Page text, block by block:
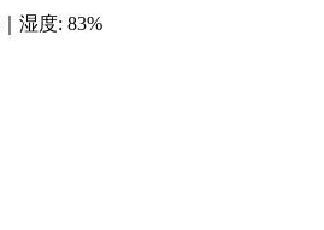
湿度: 83%